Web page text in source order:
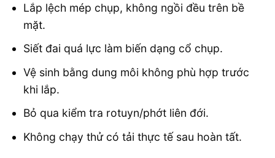
Lắp lệch mép chụp, không ngồi đều trên bề
mặt.
Siết đai quá lực làm biến dạng cổ chụp.
Vệ sinh bằng dung môi không phù hợp trước
khi lắp.
Bỏ qua kiểm tra rotuyn/phớt liên đới.
Không chạy thử có tải thực tế sau hoàn tất.